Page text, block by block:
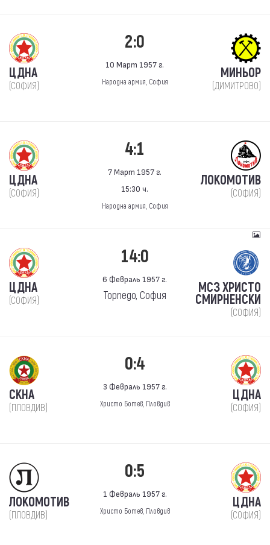
ЦДНА
(СОФИЯ)
2:0
10 Март 1957 г.
Народна армия, София
МИНЬОР
(ДИМИТРОВО)
ЦДНА
(СОФИЯ)
4:1
7 Март 1957 г.
15:30 ч.
Народна армия, София
ЛОКОМОТИВ
(СОФИЯ)
ЦДНА
(СОФИЯ)
14:0
6 Февраль 1957 г.
Торпедо, София МСЗ ХРИСТО
СМИРНЕНСКИ
(СОФИЯ)
СКНА
(ПЛОВДИВ)
0:4
3 Февраль 1957 г.
Христо Ботев, Пловдив
ЦДНА
(СОФИЯ)
ЛОКОМОТИВ
(ПЛОВДИВ)
0:5
1 Февраль 1957 г.
Христо Ботев, Пловдив
ЦДНА
(СОФИЯ)